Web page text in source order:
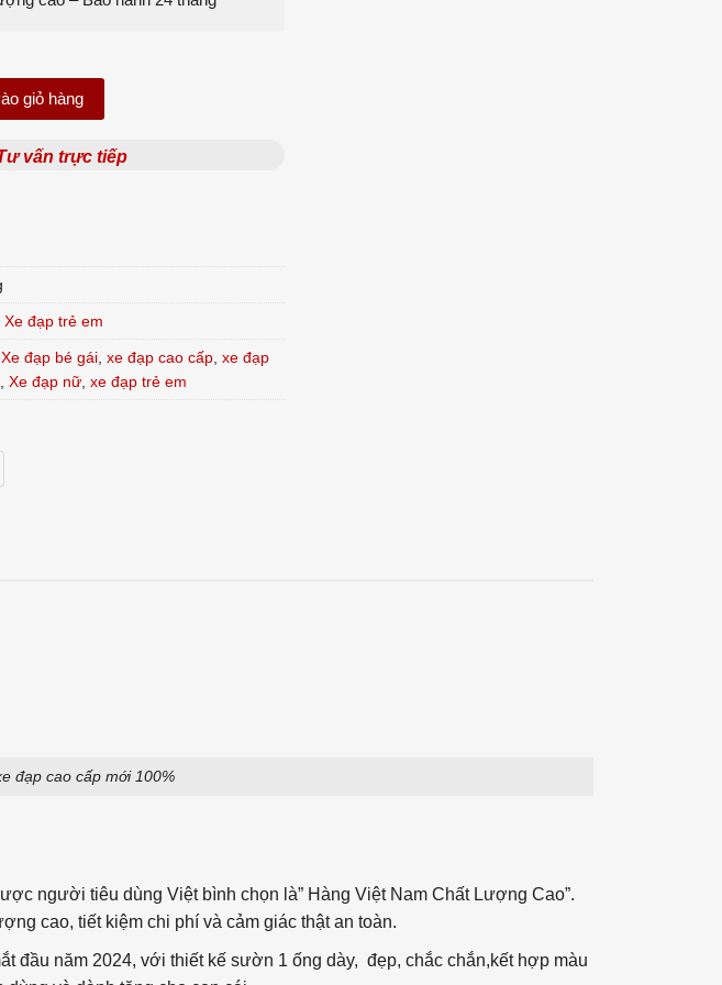
- Size 20 inch số lượng
giỏ hàng
vấn trực tiếp
Xe đạp trẻ em
Xe đạp bé gái, xe đạp cao cấp, xe đạp
Xe đạp nữ, xe đạp trẻ em
đạp cao cấp mới 100%
người tiêu dùng Việt bình chọn là” Hàng Việt Nam Chất Lượng Cao”.
cao, tiết kiệm chi phí và cảm giác thật an toàn.
đầu năm 2024, với thiết kế sườn 1 ống dày, đẹp, chắc chắn,kết hợp màu